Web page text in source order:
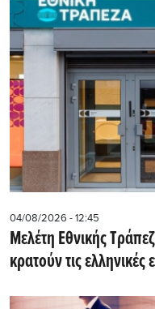
04/08/2026 - 12:45
Μελέτη Εθνικής
κρατούν τις